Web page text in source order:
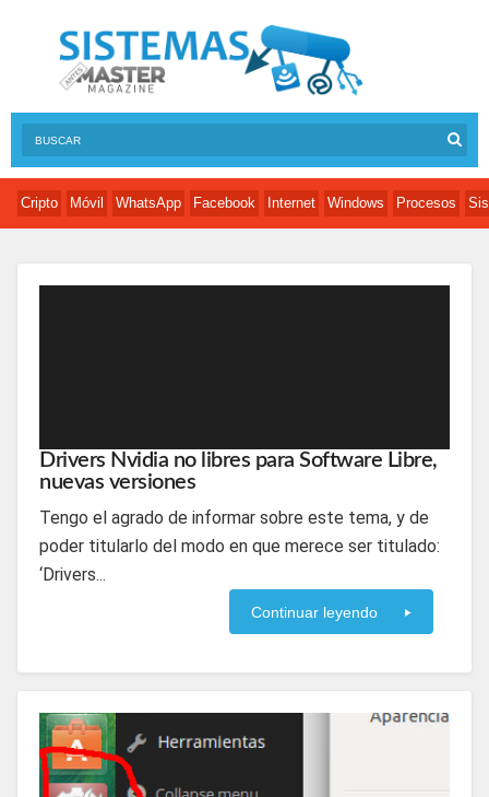
Cripto Móvil WhatsApp Facebook Internet Windows Procesos
Drivers Nvidia no libres para Software Libre,
nuevas versiones
Tengo el agrado de informar sobre este tema, y de
poder titularlo del modo en que merece ser titulado:
‘Drivers...
Continuar leyendo